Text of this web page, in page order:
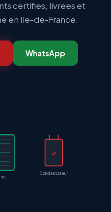
certifies, livrees et
en Ile-de-France.
WhatsApp
µF
Condensateur